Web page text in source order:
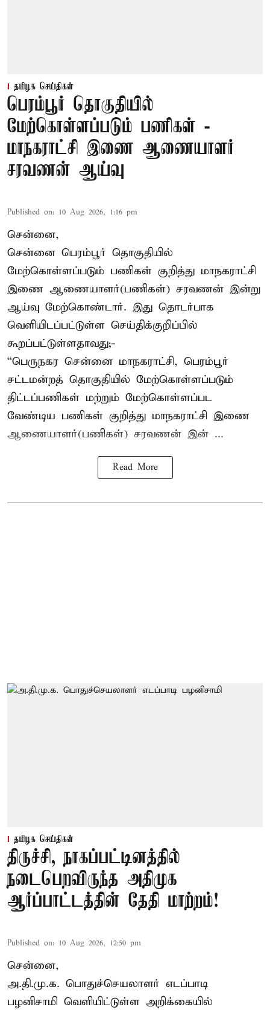
தமிழக செய்திகள்
பெரம்பூர் தொகுதியில்
மேற்கொள்ளப்படும் பணிகள் -
மாநகராட்சி இணை ஆணையாளர்
சரவணன் ஆய்வு
Published on: 10 Aug 2026, 1:16 pm
சென்னை,
சென்னை பெரம்பூர் தொகுதியில்
மேற்கொள்ளப்படும் பணிகள் குறித்து மாநகராட்சி
இணை ஆணையாளர்(பணிகள்) சரவணன் இன்று
ஆய்வு மேற்கொண்டார். இது தொடர்பாக
வெளியிடப்பட்டுள்ள செய்திக்குறிப்பில்
கூறப்பட்டுள்ளதாவது;-
“பெருநகர சென்னை மாநகராட்சி, பெரம்பூர்
சட்டமன்றத் தொகுதியில் மேற்கொள்ளப்படும்
திட்டப்பணிகள் மற்றும் மேற்கொள்ளப்பட
வேண்டிய பணிகள் குறித்து மாநகராட்சி இணை
ஆணையாளர்(பணிகள்) சரவணன் இன் ...
Read More
தமிழக செய்திகள்
திருச்சி, நாகப்பட்டினத்தில்
நடைபெறவிருந்த அதிமுக
ஆர்ப்பாட்டத்தின் தேதி மாற்றம்!
Published on: 10 Aug 2026, 12:50 pm
சென்னை,
அ.தி.மு.க. பொதுச்செயலாளர் எடப்பாடி
பழனிசாமி வெளியிட்டுள்ள அறிக்கையில்